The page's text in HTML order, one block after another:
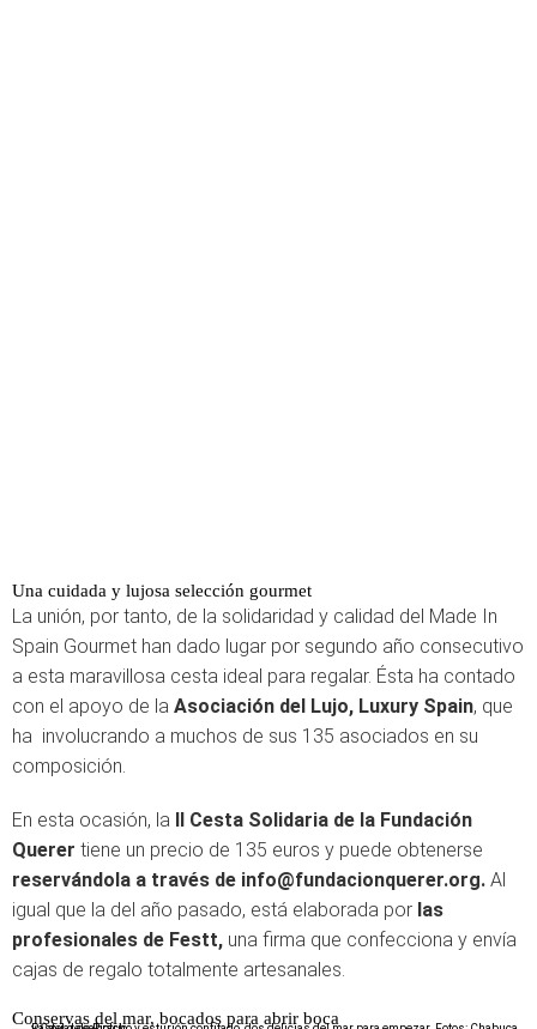
Una cuidada y lujosa selección gourmet
La unión, por tanto, de la solidaridad y calidad del Made In
Spain Gourmet han dado lugar por segundo año consecutivo
a esta maravillosa cesta ideal para regalar. Ésta ha contado
con el apoyo de la Asociación del Lujo, Luxury Spain, que
ha involucrando a muchos de sus 135 asociados en su
composición.
En esta ocasión, la II Cesta Solidaria de la Fundación
Querer tiene un precio de 135 euros y puede obtenerse
reservándola a través de info@fundacionquerer.org. Al
igual que la del año pasado, está elaborada por las
profesionales de Festt, una firma que confecciona y envía
cajas de regalo totalmente artesanales.
Conservas del mar, bocados para abrir boca